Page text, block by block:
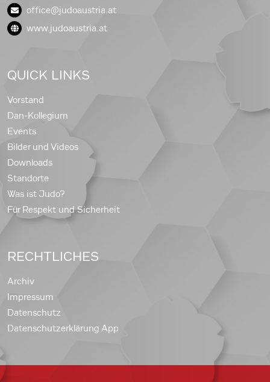
office@judoaustria.at
www.judoaustria.at
QUICK LINKS
Vorstand
Dan-Kollegium
Events
Bilder und Videos
Downloads
Standorte
Was ist Judo?
Für Respekt und Sicherheit
RECHTLICHES
Archiv
Impressum
Datenschutz
Datenschutzerklärung App